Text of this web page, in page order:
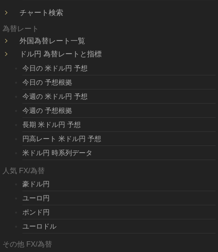
チャート検索
為替レート
外国為替レート一覧
ドル円 為替レートと指標
今日の 米ドル円 予想
今日の 予想根拠
今週の 米ドル円 予想
今週の 予想根拠
長期 米ドル円 予想
円高レート 米ドル円 予想
米ドル円 時系列データ
人気 FX/為替
豪ドル円
ユーロ円
ポンド円
ユーロドル
その他 FX/為替